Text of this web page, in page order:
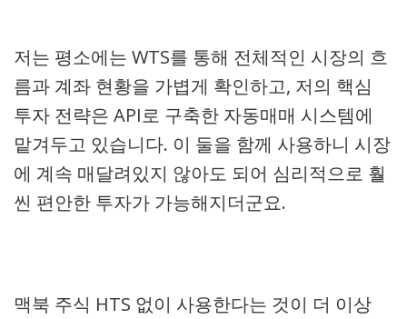
저는 평소에는 WTS를 통해 전체적인 시장의 흐
름과 계좌 현황을 가볍게 확인하고, 저의 핵심
투자 전략은 API로 구축한 자동매매 시스템에
맡겨두고 있습니다. 이 둘을 함께 사용하니 시장
에 계속 매달려있지 않아도 되어 심리적으로 훨
씬 편안한 투자가 가능해지더군요.
맥북 주식 HTS 없이 사용한다는 것이 더 이상